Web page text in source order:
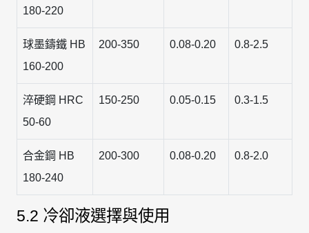
180-220
球墨鑄鐵 HB
160-200
200-350 0.08-0.20 0.8-2.5
淬硬鋼 HRC
50-60
150-250 0.05-0.15 0.3-1.5
合金鋼 HB
180-240
200-300 0.08-0.20 0.8-2.0
5.2 冷卻液選擇與使用